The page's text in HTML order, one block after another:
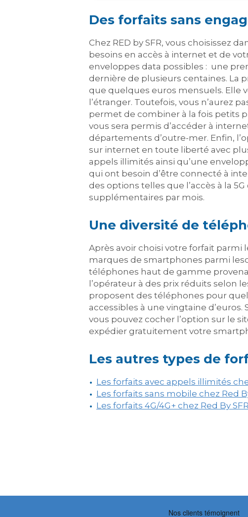
Des forfaits sans
Chez RED by SFR, vous choisissez
besoins en accès à internet et de
enveloppes data possibles : une
dernière de plusieurs centaines. La
que quelques euros mensuels. Elle
l’étranger. Toutefois, vous n’aurez
permet de combiner à la fois petits
vous sera permis d’accéder à
départements d’outre-mer. Enfin,
sur internet en toute liberté avec
appels illimités ainsi qu’une
qui ont besoin d’être connecté à
des options telles que l’accès à la
supplémentaires par mois.
Une diversité de
Après avoir choisi votre forfait parmi
marques de smartphones parmi
téléphones haut de gamme
l’opérateur à des prix réduits selon
proposent des téléphones pour
accessibles à une vingtaine
vous pouvez cocher l’option sur le
expédier gratuitement votre
Les autres types de
Les forfaits avec appels illimités
Les forfaits sans mobile chez Red
Les forfaits 4G/4G+ chez Red By SFR